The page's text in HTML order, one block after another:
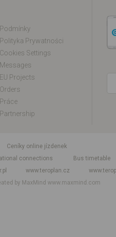
Podmínky
Polityka Prywatności
Cookies Settings
Messages
EU Projects
Orders
Práce
Partnership
Ceníky online jízdenek
connections
Bus timetable
www.teroplan.cz
by MaxMindwww.maxmind.com